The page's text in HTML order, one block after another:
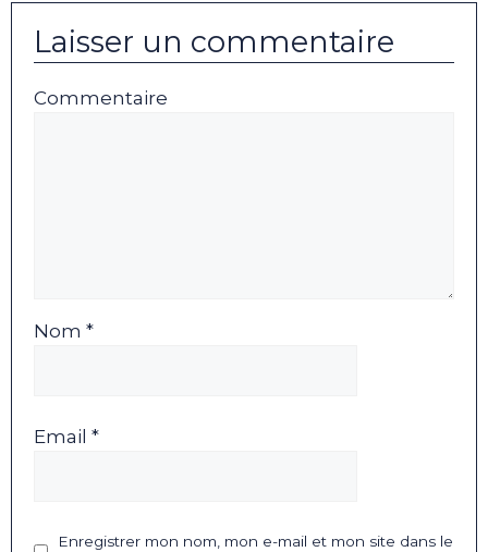
Laisser un commentaire
Commentaire
Nom *
Email *
Enregistrer mon nom, mon e-mail et mon site dans le